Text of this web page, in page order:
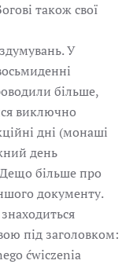
також свої
У
більше,
виключно
дні (монаші
день
більше про
документу.
під заголовком:
ćwiczenia